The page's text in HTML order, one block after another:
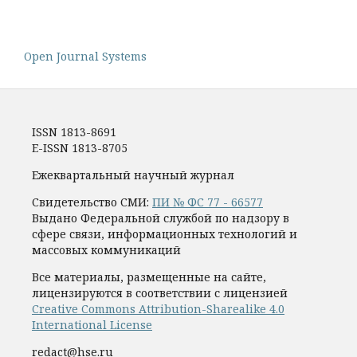
Open Journal Systems
ISSN 1813-8691
E-ISSN 1813-8705
Ежеквартальный научный журнал
Свидетельство СМИ: ПИ № ФС 77 - 66577
Выдано Федеральной службой по надзору в
сфере связи, информационных технологий и
массовых коммуникаций
Все материалы, размещенные на сайте,
лицензируются в соответствии с лицензией
Creative Commons Attribution-Sharealike 4.0
International License
redact@hse.ru